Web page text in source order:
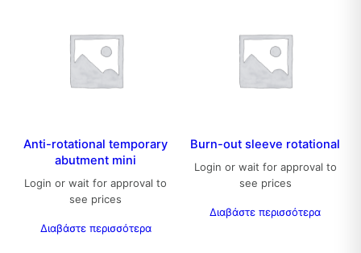
Anti-rotational temporary
abutment mini
Login or wait for approval to
see prices
Διαβάστε περισσότερα
Burn-out sleeve rotational
Login or wait for approval to
see prices
Διαβάστε περισσότερα